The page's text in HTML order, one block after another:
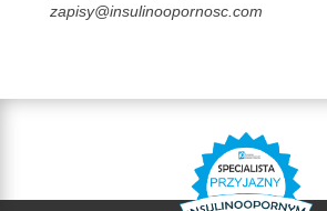
zapisy@insulinoopornosc.com